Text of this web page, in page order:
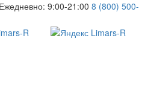
Ежедневно: 9:00-21:00 8 (800) 500-